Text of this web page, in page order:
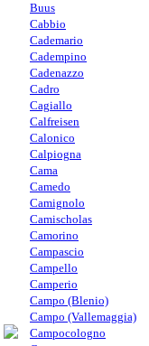
Buus
Cabbio
Cademario
Cadempino
Cadenazzo
Cadro
Cagiallo
Calfreisen
Calonico
Calpiogna
Cama
Camedo
Camignolo
Camischolas
Camorino
Campascio
Campello
Camperio
Campo (Blenio)
Campo (Vallemaggia)
Campocologno